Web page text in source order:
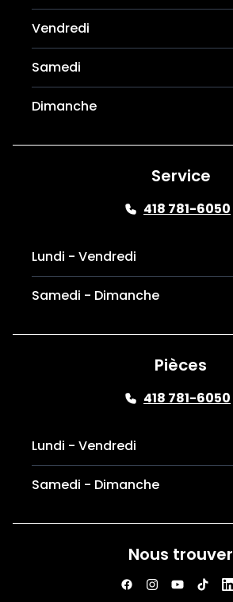
Vendredi
Samedi
Dimanche
Service
418 781-6050
Lundi - Vendredi
Samedi - Dimanche
Pièces
418 781-6050
Lundi - Vendredi
Samedi - Dimanche
Nous trouver